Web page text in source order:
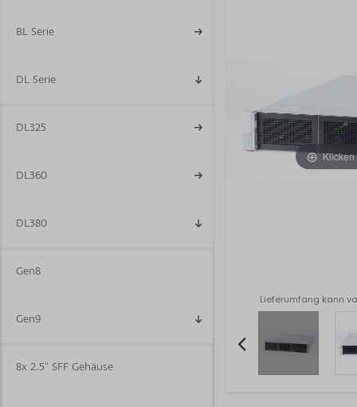
BL Serie
DL Serie
DL325
DL360
DL380
Gen8
Gen9
8x 2.5" SFF Gehäuse
Klicken
Lieferumfang kann